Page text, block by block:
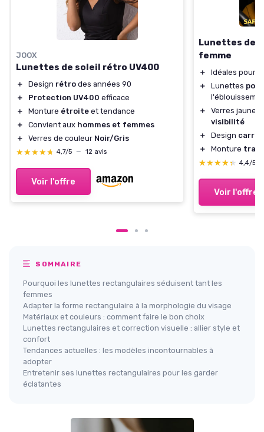
JOOX
Lunettes de soleil rétro UV400
＋ Design rétro des années 90
＋
Protection UV400 efficace
＋
Monture étroite et tendance
＋
Convient aux hommes et femmes
＋
Verres de couleur Noir/Gris
★★★★★
★★★★★ 4,7/5 — 12 avis
Voir l'offre
Lunettes de
femme
＋
Idéales pour
＋
Lunettes
＋
Verres jaunes
visibilité
＋
Design carré
＋
Monture
★★★★★
★★★★★ 4,4/5
Voir l'offre
SOMMAIRE
Pourquoi les lunettes rectangulaires séduisent tant les
femmes
Adapter la forme rectangulaire à la morphologie du visage
Matériaux et couleurs : comment faire le bon choix
Lunettes rectangulaires et correction visuelle : allier style et
confort
Tendances actuelles : les modèles incontournables à
adopter
Entretenir ses lunettes rectangulaires pour les garder
éclatantes